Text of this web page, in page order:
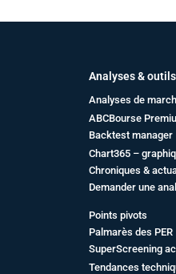
Analyses & outils
Analyses de
ABCBourse
Backtest manager
Chart365 –
Chroniques &
Demander une
Points pivots
Palmarès des PER
SuperScreening
Tendances